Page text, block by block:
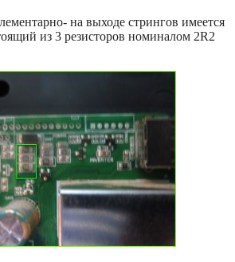
на выходе стрингов имеется
из 3 резисторов номиналом 2R2